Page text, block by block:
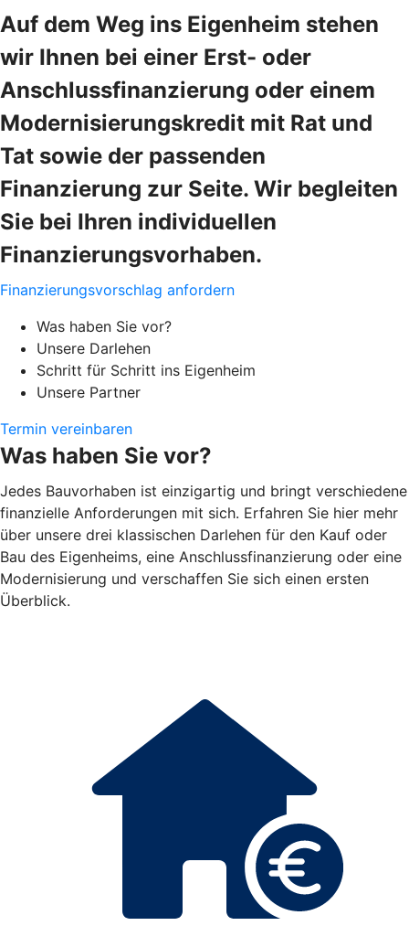
Auf dem Weg ins Eigenheim stehen
wir Ihnen bei einer Erst- oder
Anschlussfinanzierung oder einem
Modernisierungskredit mit Rat und
Tat sowie der passenden
Finanzierung zur Seite. Wir begleiten
Sie bei Ihren individuellen
Finanzierungsvorhaben.
Finanzierungsvorschlag anfordern
Was haben Sie vor?
Unsere Darlehen
Schritt für Schritt ins Eigenheim
Unsere Partner
Termin vereinbaren
Was haben Sie vor?
Jedes Bauvorhaben ist einzigartig und bringt verschiedene
finanzielle Anforderungen mit sich. Erfahren Sie hier mehr
über unsere drei klassischen Darlehen für den Kauf oder
Bau des Eigenheims, eine Anschlussfinanzierung oder eine
Modernisierung und verschaffen Sie sich einen ersten
Überblick.